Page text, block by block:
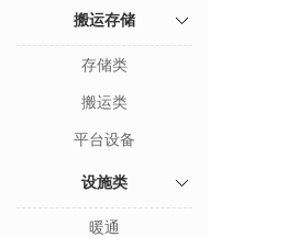
搬运存储
存储类
搬运类
平台设备
设施类
暖通